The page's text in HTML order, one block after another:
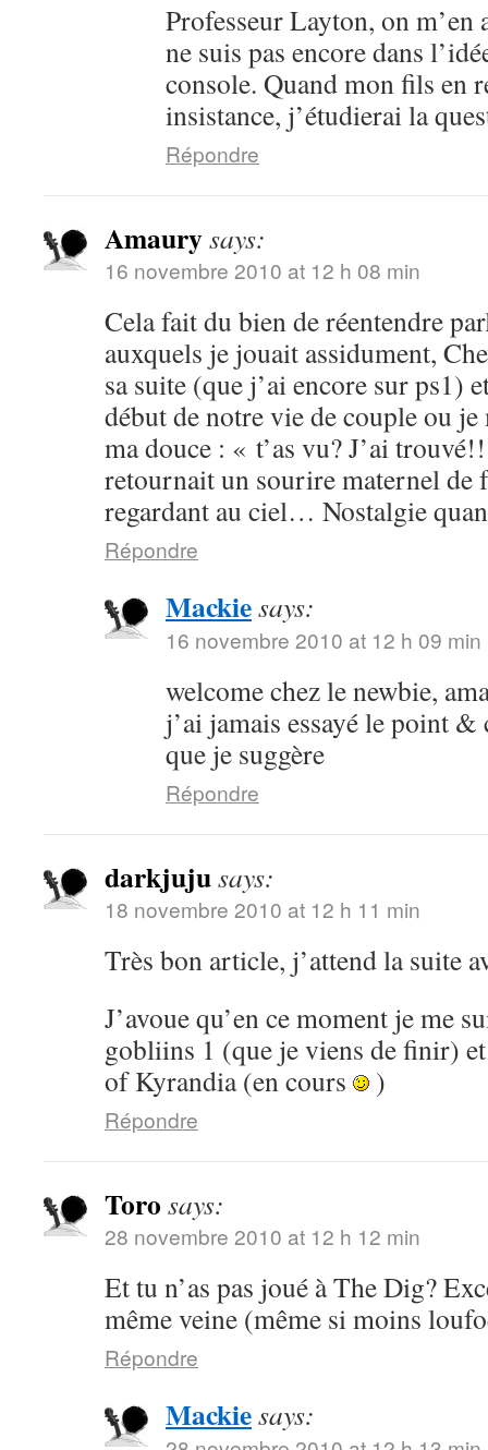
Professeur Layton, on m’en
ne suis pas encore dans
console. Quand mon fils en
insistance, j’étudierai la
Répondre
Amaurysays:
16 novembre 2010 at 12 h 08 min
Cela fait du bien de réentendre
auxquels je jouait assidument,
sa suite (que j’ai encore sur ps1)
début de notre vie de couple ou
ma douce : « t’as vu? J’ai
retournait un sourire maternel de
regardant au ciel… Nostalgie
Répondre
Mackiesays:
16 novembre 2010 at 12 h 09 min
welcome chez le newbie,
j’ai jamais essayé le point
que je suggère
Répondre
darkjujusays:
18 novembre 2010 at 12 h 11 min
Très bon article, j’attend la suite
J’avoue qu’en ce moment je me
gobliins 1 (que je viens de finir)
of Kyrandia (en cours
)
Répondre
Toro says:
28 novembre 2010 at 12 h 12 min
Et tu n’as pas joué à The Dig?
même veine (même si moins
Répondre
Mackiesays: